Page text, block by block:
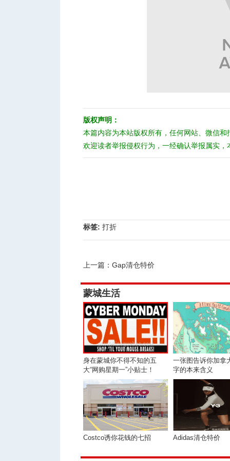
版权声明：
本篇内容为本站版权所有，任何网站、微信
欢迎读者举报侵权行为，一经确认举报属实，
标签: 打折
上一篇： Gap清仓特价
蒙城生活
身在蒙城你不得不知的五
大“网购星期一”小贴士！
一张图告诉你加拿
字的本来含义
Costco诱你花钱的七招 Adidas清仓特价